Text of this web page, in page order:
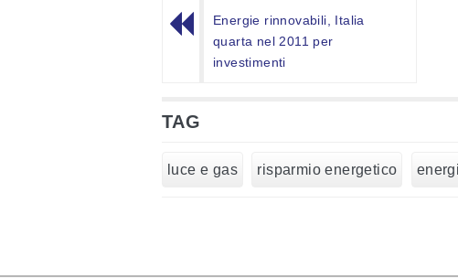
Energie rinnovabili, Italia
quarta nel 2011 per
investimenti
TAG
luce e gas risparmio energetico